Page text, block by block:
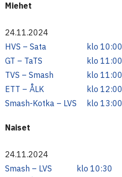
Miehet
24.11.2024
HVS – Sata
klo 10:00
GT – TaTS
klo 11:00
TVS – Smash
klo 11:00
ETT – ÅLK
klo 12:00
Smash-Kotka – LVS
klo 13:00
Naiset
24.11.2024
Smash – LVS
klo 10:30